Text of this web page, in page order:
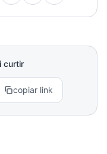
curtir
copiar link